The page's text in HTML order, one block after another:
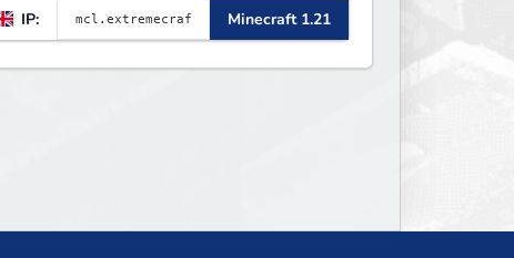
of exhilarating game modes,
blending both timeless
classics and innovative new
IP: Minecraft 1.21